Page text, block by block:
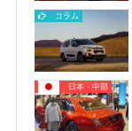
コラム
日本・中部